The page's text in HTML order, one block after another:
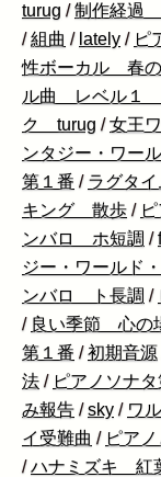
turug /制作経過
/組曲 / lately / ピ
性ボーカル 春
ル曲 レベル１
ク turug /女王
ンタジー・ワー
第１番 / ラグタ
キング 散歩 /
ンバロ ホ短調 /
ジー・ワールド
ンバロ ト長調 /
/ 良い季節 心の
第１番 /初期音源
法 / ピアノソナ
み報告 /sky / ワ
イ受難曲 / ピア
/ハナミズキ 紅